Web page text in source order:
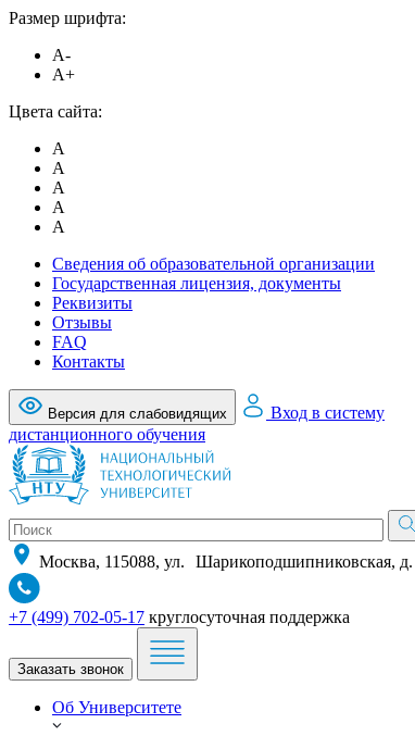
Размер шрифта:
A-
A+
Цвета сайта:
A
A
A
A
A
Сведения об образовательной организации
Государственная лицензия, документы
Реквизиты
Отзывы
FAQ
Контакты
Версия для слабовидящих
Вход в систему
дистанционного обучения
Москва, 115088, ул. Шарикоподшипниковская, д.
+7 (499) 702-05-17 круглосуточная поддержка
Заказать звонок
Об Университете